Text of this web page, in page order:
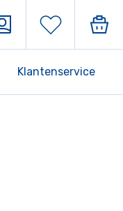
Klantenservice